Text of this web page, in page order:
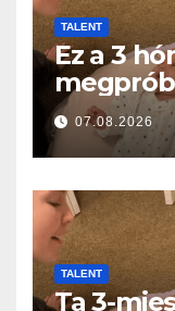
TALENT
Ez a 3
07.08.2026
TALENT
Ta 3-